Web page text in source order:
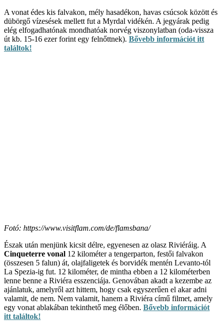
A vonat édes kis falvakon, mély hasadékon, havas csúcsok között és
dübörgő vízesések mellett fut a Myrdal vidékén. A jegyárak pedig
elég elfogadhatónak mondhatóak norvég viszonylatban (oda-vissza
út kb. 15-16 ezer forint egy felnőttnek). Bővebb információt itt
találtok!
Fotó: https://www.visitflam.com/de/flamsbana/
Észak után menjünk kicsit délre, egyenesen az olasz Riviéráig. A
Cinqueterre vonal 12 kilométer a tengerparton, festői falvakon
(összesen 5 falun) át, olajfaligetek és borvidék mentén Levanto-tól
La Spezia-ig fut. 12 kilométer, de mintha ebben a 12 kilométerben
lenne benne a Riviéra esszenciája. Genovában akadt a kezembe az
ajánlatuk, amelyről azt hittem, hogy csak egyszerűen el akar adni
valamit, de nem. Nem valamit, hanem a Riviéra című filmet, amely
egy vonat ablakában tekinthető meg élőben. Bővebb információt
itt találtok!